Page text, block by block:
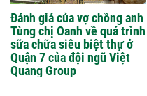
Đánh giá của vợ chồng anh
Tùng chị Oanh về quá trình
sữa chữa siêu biệt thự ở
Quận 7 của đội ngũ Việt
Quang Group